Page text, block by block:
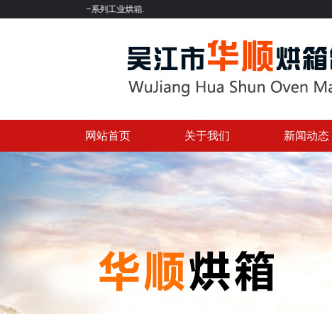
烘箱等一系列工业烘箱.
网站首页 关于我们 新闻动态